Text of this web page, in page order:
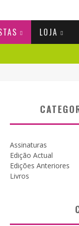
LOJA
Assinaturas
Edição Actual
Edições Anteriores
Livros